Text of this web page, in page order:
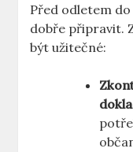
Před odletem
dobře připravit.
být užitečné: